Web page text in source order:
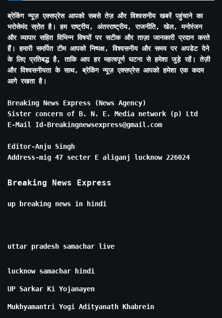
ब्रेकिंग न्यूज़ एक्सप्रेस आपको सबसे तेज़ और विश्वसनीय खबरें पहुंचाने का
भरोसेमंद स्रोत है। हम राष्ट्रीय, अंतरराष्ट्रीय, राजनीति, खेल, मनोरंजन
और व्यापार सहित विभिन्न विषयों पर सटीक और ताज़ा जानकारी प्रदान करते
हैं। हमारी समर्पित टीम आपको निष्पक्ष, विश्वसनीय और समय पर अपडेट देने
के लिए प्रतिबद्ध है, ताकि आप हर महत्वपूर्ण घटना से हमेशा जुड़े रहें। तेज़ी
और विश्वसनीयता के साथ, ब्रेकिंग न्यूज़ एक्सप्रेस आपको हमेशा एक कदम
आगे रखता है।
Breaking News Express (News Agency)
Sister concern of B. N. E. Media network (p) Ltd
E-Mail Id-Breakingnewsexpress@gmail.com
Editor-Anju Singh
Address-mig 47 secter E aliganj lucknow 226024
Breaking News Express
up breaking news in hindi
uttar pradesh samachar live
lucknow samachar hindi
UP Sarkar Ki Yojanayen
Mukhyamantri Yogi Adityanath Khabrein